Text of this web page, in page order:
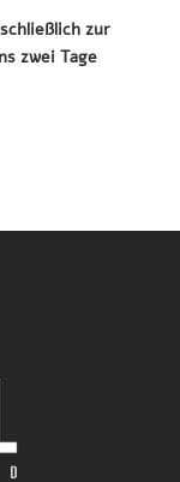
zur
zwei Tage